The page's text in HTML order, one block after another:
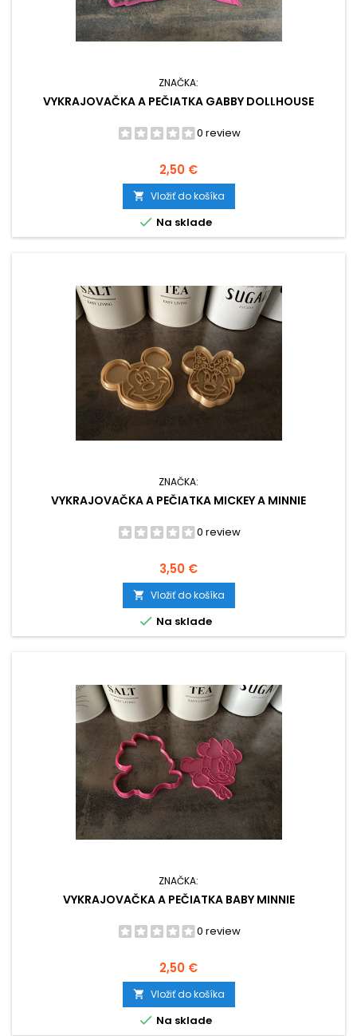
ZNAČKA:
VYKRAJOVAČKA A PEČIATKA GABBY DOLLHOUSE
0 review
Cena
2,50 €
 Vložiť do košíka
 Na sklade
ZNAČKA:
VYKRAJOVAČKA A PEČIATKA MICKEY A MINNIE
0 review
Cena
3,50 €
 Vložiť do košíka
 Na sklade
ZNAČKA:
VYKRAJOVAČKA A PEČIATKA BABY MINNIE
0 review
Cena
2,50 €
 Vložiť do košíka
 Na sklade